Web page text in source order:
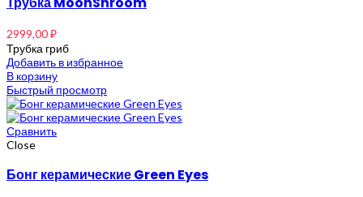
2999,00₽
Трубка гриб
Добавить в избранное
В корзину
Быстрый просмотр
Сравнить
Close
Бонг керамические Green Eyes